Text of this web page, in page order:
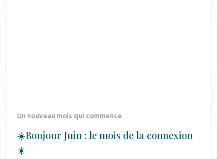
Un nouveau mois qui commence
☀️Bonjour Juin : le mois de la connexion
☀️